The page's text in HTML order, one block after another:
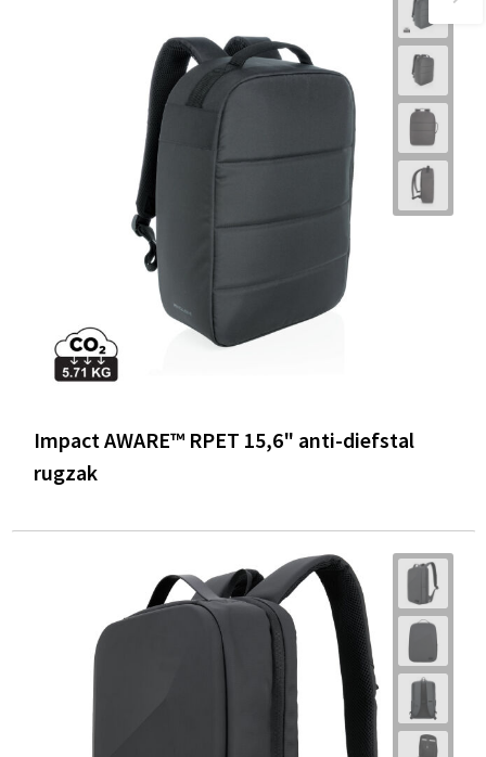
Impact AWARE™ RPET 15,6" anti-diefstal
rugzak